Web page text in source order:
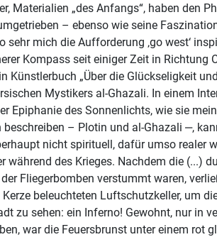
Materialien „des Anfangs“, haben den
– ebenso wie seine
sehr mich die Aufforderung ‚go west‘
Kompass seit einiger Zeit in Richtung
Künstlerbuch „Über die Glückseligkeit
Mystikers al-Ghazali. In einem
Epiphanie des Sonnenlichts, wie sie
beschreiben – Plotin und al-Ghazali ‒,
nicht spirituell, dafür umso realer
während des Krieges. Nachdem die (...)
Fliegerbomben verstummt waren,
beleuchteten Luftschutzkeller, um
zu sehen: ein Inferno! Gewohnt, nur in
war die Feuersbrunst unter einem rot